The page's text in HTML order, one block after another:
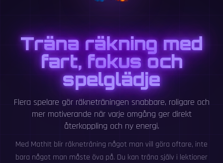
Träna räkning med
fart, fokus och
spelglädje
Flera spelare gör räkneträningen snabbare, roligare och
mer motiverande när varje omgång ger direkt
återkoppling och ny energi.
Med MathIt blir räkneträning något man vill göra oftare, inte
bara något man måste öva på. Du kan träna själv i lektioner